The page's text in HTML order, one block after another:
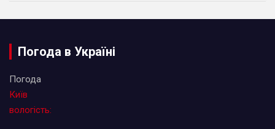
Погода в Україні
Погода
Київ
вологість: